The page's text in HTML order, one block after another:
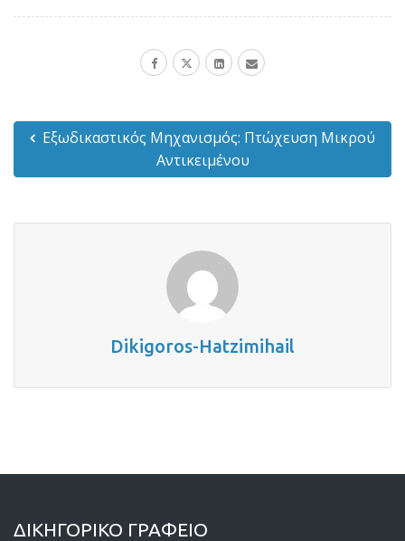
Εξωδικαστικός Μηχανισμός: Πτώχευση Μικρού
Αντικειμένου
Dikigoros-Hatzimihail
ΔΙΚΗΓΟΡΙΚΟ ΓΡΑΦΕΙΟ